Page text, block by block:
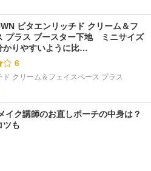
ビタエンリッチド クリーム＆フ
プラス ブースター下地　ミニサイズ
かりやすいように比…
6
ド クリーム＆フェイスベース プラス
イク講師のお直しポーチの中身は？
ツも